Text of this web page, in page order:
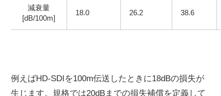
減衰量
[dB/100m]
18.0 26.2 38.6
例えばHD-SDIを100m伝送したときに18dBの損失が
生じます。規格では20dBまでの損失補償を定義して